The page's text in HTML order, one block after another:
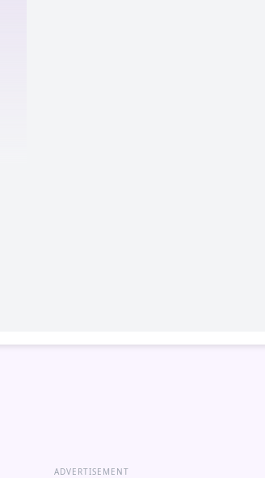
ADVERTISEMENT